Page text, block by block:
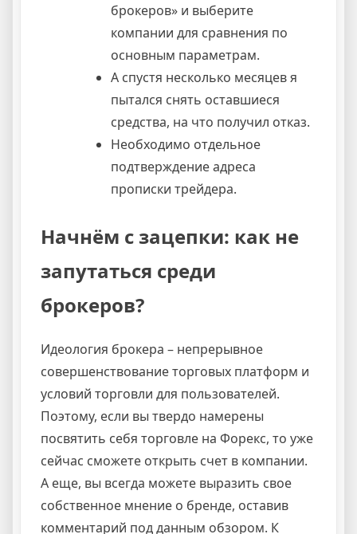
брокеров» и выберите
компании для сравнения по
основным параметрам.
А спустя несколько месяцев я
пытался снять оставшиеся
средства, на что получил отказ.
Необходимо отдельное
подтверждение адреса
прописки трейдера.
Начнём с зацепки: как не
запутаться среди
брокеров?
Идеология брокера – непрерывное
совершенствование торговых платформ и
условий торговли для пользователей.
Поэтому, если вы твердо намерены
посвятить себя торговле на Форекс, то уже
сейчас сможете открыть счет в компании.
А еще, вы всегда можете выразить свое
собственное мнение о бренде, оставив
комментарий под данным обзором. К